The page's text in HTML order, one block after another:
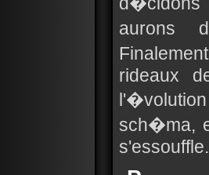
aurons
rideaux
sch�ma,
s'essouffle.